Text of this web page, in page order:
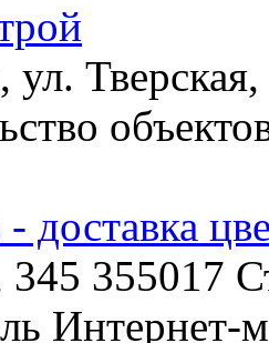
ул.
доставка
355017
Интернет-